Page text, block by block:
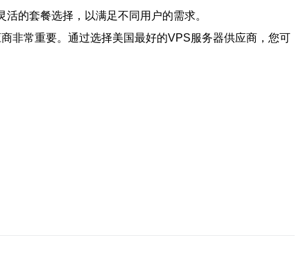
的套餐选择，以满足不同用户的需求。
非常重要。通过选择美国最好的VPS服务器供应商，您可